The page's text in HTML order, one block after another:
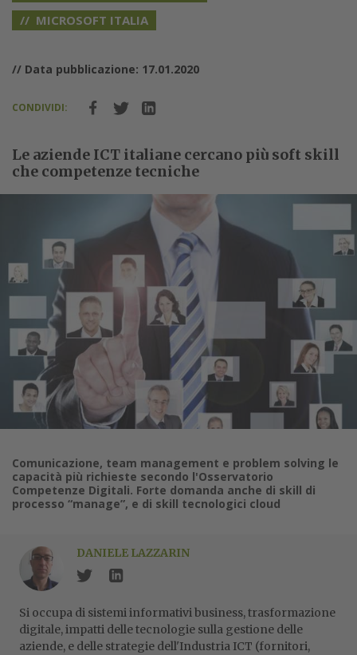
MICROSOFT ITALIA
// Data pubblicazione: 17.01.2020
CONDIVIDI:
Le aziende ICT italiane cercano più soft skill
che competenze tecniche
Comunicazione, team management e problem solving le
capacità più richieste secondo l'Osservatorio
Competenze Digitali. Forte domanda anche di skill di
processo “manage”, e di skill tecnologici cloud
DANIELE LAZZARIN
Si occupa di sistemi informativi business, trasformazione
digitale, impatti delle tecnologie sulla gestione delle
aziende, e delle strategie dell'Industria ICT (fornitori,